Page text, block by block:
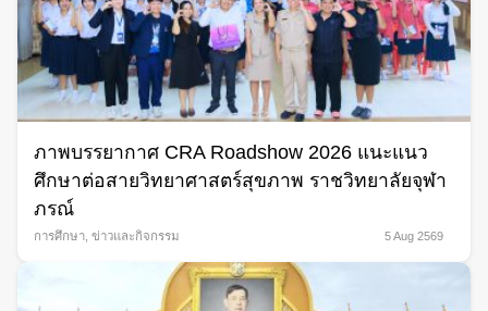
ภาพบรรยากาศ CRA Roadshow 2026 แนะแนว
ศึกษาต่อสายวิทยาศาสตร์สุขภาพ ราชวิทยาลัยจุฬา
ภรณ์
การศึกษา ข่าวและกิจกรรม 5 Aug 2569